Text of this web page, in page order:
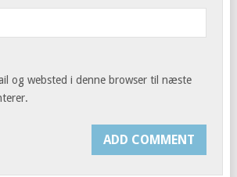
og websted i denne browser til næste